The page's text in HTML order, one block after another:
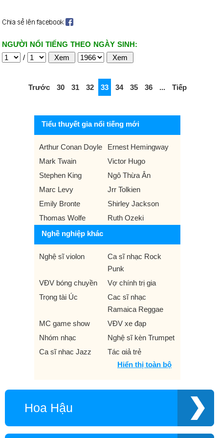
NGƯỜI NỔI TIẾNG THEO NGÀY SINH:
/
Trước 30 31 32 33 34 35 36 ... Tiếp
Tiểu thuyết gia nổi tiếng mới
Arthur Conan Doyle
Ernest Hemingway
Mark Twain
Victor Hugo
Stephen King
Ngô Thừa Ân
Marc Levy
Jrr Tolkien
Emily Bronte
Shirley Jackson
Thomas Wolfe
Ruth Ozeki
Nghề nghiệp khác
Nghệ sĩ violon
Ca sĩ nhạc Rock
Punk
VĐV bóng chuyền
Vợ chính trị gia
Trọng tài Úc
Cac sĩ nhạc
Ramaica Reggae
MC game show
VĐV xe đạp
Nhóm nhạc
Nghệ sĩ kèn Trumpet
Ca sĩ nhạc Jazz
Tác giả trẻ
Điều hành kinh
Game
Ca sĩ nhạc tôn giáo
Hiện tượng mạng
Sao Twitch
VĐV eSports
Hiển thị toàn bộ
Hoa Hậu